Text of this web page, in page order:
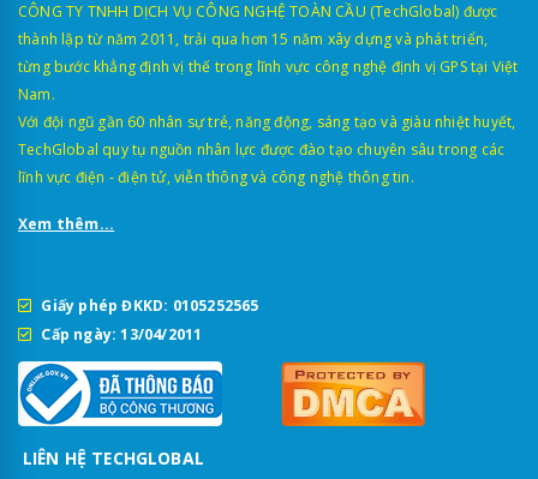
CÔNG TY TNHH DỊCH VỤ CÔNG NGHỆ TOÀN CẦU (TechGlobal) được
thành lập từ năm 2011, trải qua hơn 15 năm xây dựng và phát triển,
từng bước khẳng định vị thế trong lĩnh vực công nghệ định vị GPS tại Việt
Nam.
Với đội ngũ gần 60 nhân sự trẻ, năng động, sáng tạo và giàu nhiệt huyết,
TechGlobal quy tụ nguồn nhân lực được đào tạo chuyên sâu trong các
lĩnh vực điện - điện tử, viễn thông và công nghệ thông tin.
Xem thêm...
Giấy phép ĐKKD: 0105252565
Cấp ngày: 13/04/2011
LIÊN HỆ TECHGLOBAL